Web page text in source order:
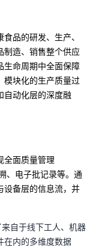
品的研发、生产、
制造、销售整个供应
生命周期中全面保障
模块化的生产质量过
自动化层的深度融
全面质量管理
、电子批记录等。通
设备层的信息流，并
自于线下工人、机器
在内的多维度数据